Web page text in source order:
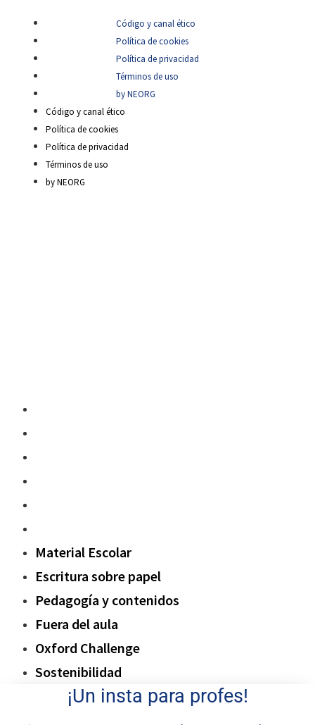
Código y canal ético
Política de cookies
Política de privacidad
Términos de uso
by NEORG
Código y canal ético
Política de cookies
Política de privacidad
Términos de uso
by NEORG
Material Escolar
Escritura sobre papel
Pedagogía y contenidos
Fuera del aula
Oxford Challenge
Sostenibilidad
¡Un insta para profes!